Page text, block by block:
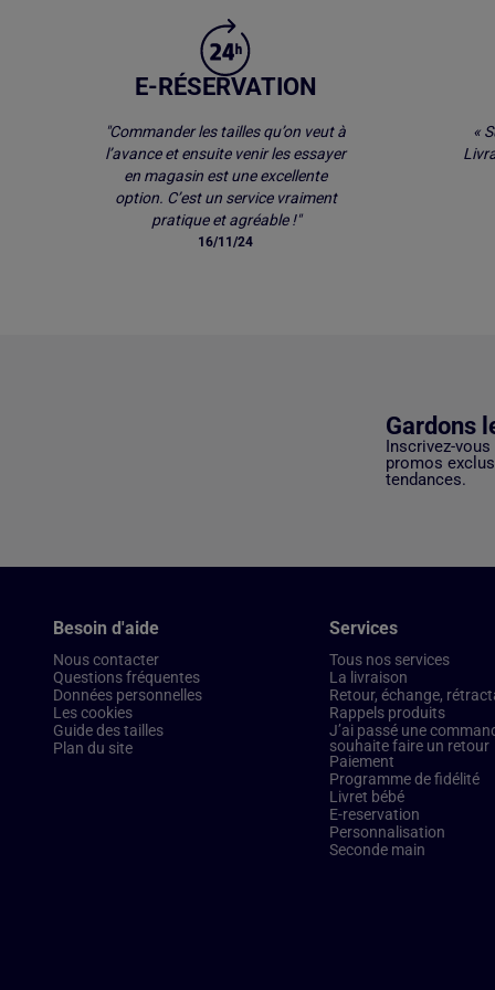
E-RÉSERVATION
"Commander les tailles qu’on veut à
l’avance et ensuite venir les essayer
en magasin est une excellente
option. C’est un service vraiment
pratique et agréable !"
16/11/24
«
Gardons
Inscrivez-
promos
tendances.
Besoin d'aide
Nous contacter
Questions fréquentes
Données personnelles
Les cookies
Guide des tailles
Plan du site
Services
Tous nos services
La livraison
Retour, échange,
Rappels produits
J’ai passé une
souhaite faire un retour
Paiement
Programme de fidélité
Livret bébé
E-reservation
Personnalisation
Seconde main